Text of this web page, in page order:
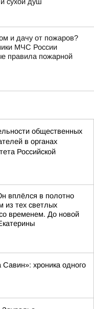
и дачу от пожаров?
МЧС России
правила пожарной
общественных
в органах
Российской
вплёлся в полотно
из тех светлых
временем. До новой
хроника одного